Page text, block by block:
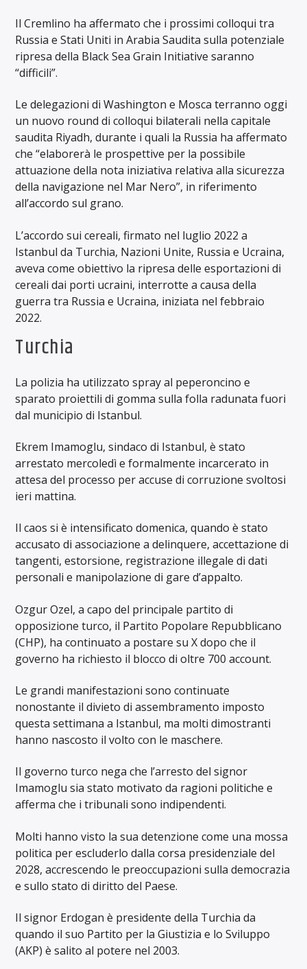
Il Cremlino ha affermato che i prossimi colloqui tra
Russia e Stati Uniti in Arabia Saudita sulla potenziale
ripresa della Black Sea Grain Initiative saranno
“difficili”.
Le delegazioni di Washington e Mosca terranno oggi
un nuovo round di colloqui bilaterali nella capitale
saudita Riyadh, durante i quali la Russia ha affermato
che “elaborerà le prospettive per la possibile
attuazione della nota iniziativa relativa alla sicurezza
della navigazione nel Mar Nero”, in riferimento
all’accordo sul grano.
L’accordo sui cereali, firmato nel luglio 2022 a
Istanbul da Turchia, Nazioni Unite, Russia e Ucraina,
aveva come obiettivo la ripresa delle esportazioni di
cereali dai porti ucraini, interrotte a causa della
guerra tra Russia e Ucraina, iniziata nel febbraio
2022.
Turchia
La polizia ha utilizzato spray al peperoncino e
sparato proiettili di gomma sulla folla radunata fuori
dal municipio di Istanbul.
Ekrem Imamoglu, sindaco di Istanbul, è stato
arrestato mercoledì e formalmente incarcerato in
attesa del processo per accuse di corruzione svoltosi
ieri mattina.
Il caos si è intensificato domenica, quando è stato
accusato di associazione a delinquere, accettazione di
tangenti, estorsione, registrazione illegale di dati
personali e manipolazione di gare d’appalto.
Ozgur Ozel, a capo del principale partito di
opposizione turco, il Partito Popolare Repubblicano
(CHP), ha continuato a postare su X dopo che il
governo ha richiesto il blocco di oltre 700 account.
Le grandi manifestazioni sono continuate
nonostante il divieto di assembramento imposto
questa settimana a Istanbul, ma molti dimostranti
hanno nascosto il volto con le maschere.
Il governo turco nega che l’arresto del signor
Imamoglu sia stato motivato da ragioni politiche e
afferma che i tribunali sono indipendenti.
Molti hanno visto la sua detenzione come una mossa
politica per escluderlo dalla corsa presidenziale del
2028, accrescendo le preoccupazioni sulla democrazia
e sullo stato di diritto del Paese.
Il signor Erdogan è presidente della Turchia da
quando il suo Partito per la Giustizia e lo Sviluppo
(AKP) è salito al potere nel 2003.